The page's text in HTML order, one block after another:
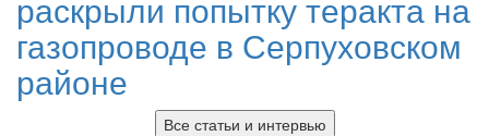
газопроводе в Серпуховском
районе
Все статьи и интервью